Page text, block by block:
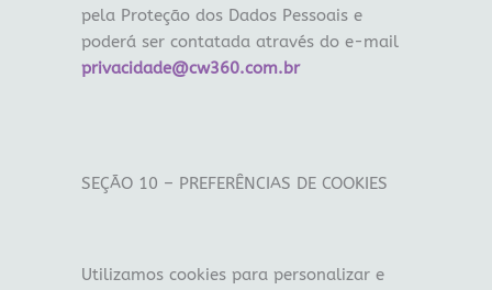
pela Proteção dos Dados Pessoais e
poderá ser contatada através do e-mail
privacidade@cw360.com.br
SEÇÃO 10 – PREFERÊNCIAS DE COOKIES
Utilizamos cookies para personalizar e